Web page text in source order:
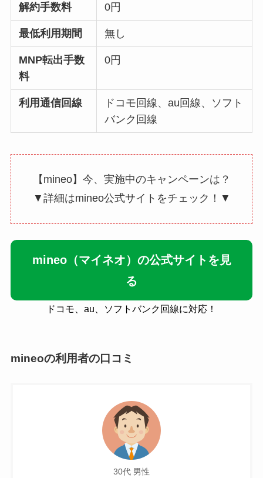
解約手数料 0円
最低利用期間 無し
MNP転出手数
料
0円
利用通信回線
ドコモ回線、au回線、ソフト
バンク回線
【mineo】今、実施中のキャンペーンは？
▼詳細はmineo公式サイトをチェック！▼
mineo（マイネオ）の公式サイトを見
る
ドコモ、au、ソフトバンク回線に対応！
mineoの利用者の口コミ
30代 男性